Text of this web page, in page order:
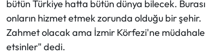
bütün Türkiye hatta bütün dünya bilecek. Burası
onların hizmet etmek zorunda olduğu bir şehir.
Zahmet olacak ama İzmir Körfezi'ne müdahale
etsinler" dedi.